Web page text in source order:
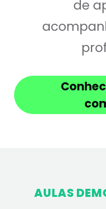
de
AULAS